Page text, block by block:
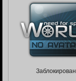
Заблокирован